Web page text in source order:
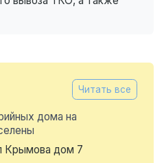
Читать все
дома на
Крымова дом 7